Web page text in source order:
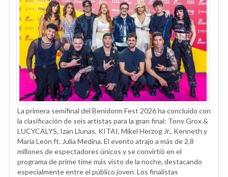
La primera semifinal del Benidorm Fest 2026 ha concluido con
la clasificación de seis artistas para la gran final: Tony Grox &
LUCYCALYS, Izan Llunas, KITAI, Mikel Herzog Jr., Kenneth y
María León ft. Julia Medina. El evento atrajo a más de 2,8
millones de espectadores únicos y se convirtió en el
programa de prime time más visto de la noche, destacando
especialmente entre el público joven. Los finalistas